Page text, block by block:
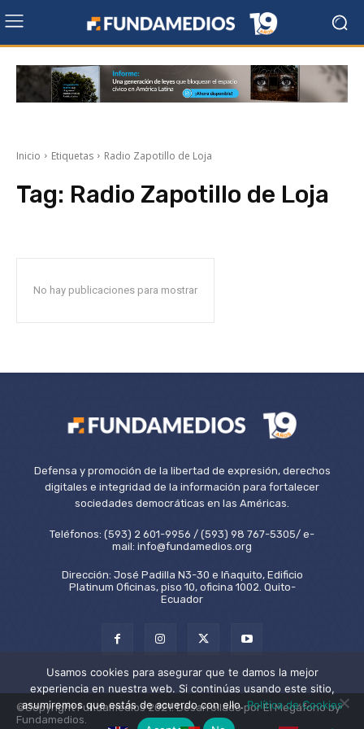
Inicio Etiquetas Radio Zapotillo de Loja
Tag: Radio Zapotillo de Loja
No hay publicaciones para mostrar
Defensa y promoción de la libertad de expresión, derechos
digitales e integridad de la información para fortalecer
sociedades democráticas en las Américas.
Teléfonos: (593) 2 601-9956 / (593) 98 767-5305/ e-
mail: info@fundamedios.org
Dirección: José Padilla N3-30 e Iñaquito, Edificio
Platinum Oficinas, piso 10, oficina 1002. Quito-
Ecuador
©Copyright Fundamedios 2021. Desarrollado por El Megáfono by
Fundamedios.
Usamos cookies para asegurar que te damos la mejor
experiencia en nuestra web. Si continúas usando este sitio,
asumiremos que estás de acuerdo con ello.Política de Cookies